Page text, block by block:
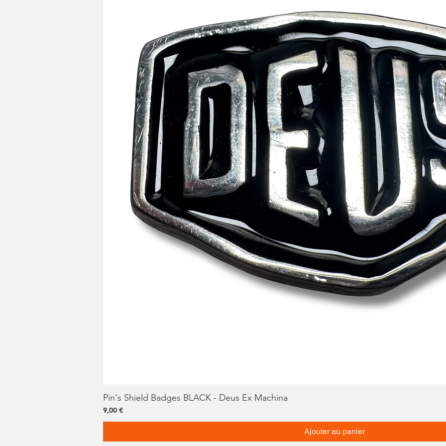
Pin's Shield Badges BLACK - Deus Ex Machina
Prix
9,00 €
Ajouter au panier